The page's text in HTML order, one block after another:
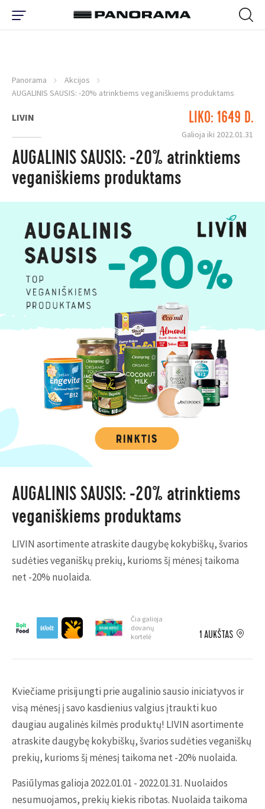
Panorama
Akcijos
AUGALINIS SAUSIS: -20% atrinktiems veganiškiems produktams
LIVIN LIKO: 1649 D.
Galioja iki 2022.01.31
AUGALINIS SAUSIS: -20% atrinktiems
veganiškiems produktams
AUGALINIS SAUSIS: -20% atrinktiems
veganiškiems produktams
LIVIN asortimente atraskite daugybę kokybiškų, švarios
sudėties veganiškų prekių, kurioms šį mėnesį taikoma
net -20% nuolaida.
Čia galioja
dovanų
kortelė
1 AUKŠTAS
Kviečiame prisijungti prie augalinio sausio iniciatyvos ir
visą mėnesį į savo kasdienius valgius įtraukti kuo
daugiau augalinės kilmės produktų! LIVIN asortimente
atraskite daugybę kokybiškų, švarios sudėties veganiškų
prekių, kurioms šį mėnesį taikoma net -20% nuolaida.
Pasiūlymas galioja 2022.01.01 - 2022.01.31. Nuolaidos
nesumuojamos, prekių kiekis ribotas. Nuolaida taikoma